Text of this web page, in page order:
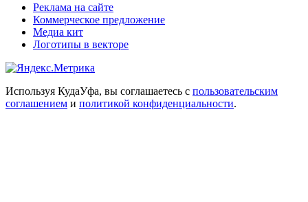
Реклама на сайте
Коммерческое предложение
Медиа кит
Логотипы в векторе
Используя КудаУфа, вы соглашаетесь с пользовательским
соглашением и политикой конфиденциальности.